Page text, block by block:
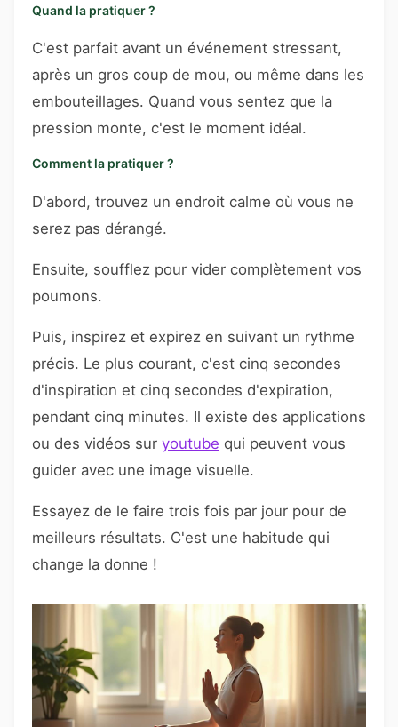
Quand la pratiquer ?
C'est parfait avant un événement stressant,
après un gros coup de mou, ou même dans les
embouteillages. Quand vous sentez que la
pression monte, c'est le moment idéal.
Comment la pratiquer ?
D'abord, trouvez un endroit calme où vous ne
serez pas dérangé.
Ensuite, soufflez pour vider complètement vos
poumons.
Puis, inspirez et expirez en suivant un rythme
précis. Le plus courant, c'est cinq secondes
d'inspiration et cinq secondes d'expiration,
pendant cinq minutes. Il existe des applications
ou des vidéos sur youtube qui peuvent vous
guider avec une image visuelle.
Essayez de le faire trois fois par jour pour de
meilleurs résultats. C'est une habitude qui
change la donne !